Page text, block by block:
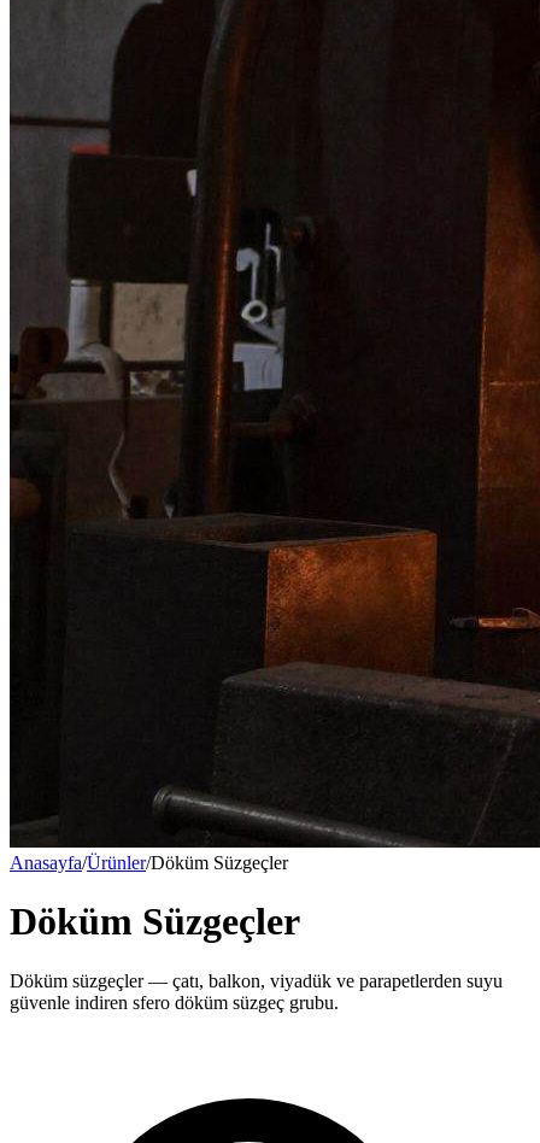
Anasayfa/Ürünler/Döküm Süzgeçler
Döküm Süzgeçler
Döküm süzgeçler — çatı, balkon, viyadük ve parapetlerden suyu
güvenle indiren sfero döküm süzgeç grubu.